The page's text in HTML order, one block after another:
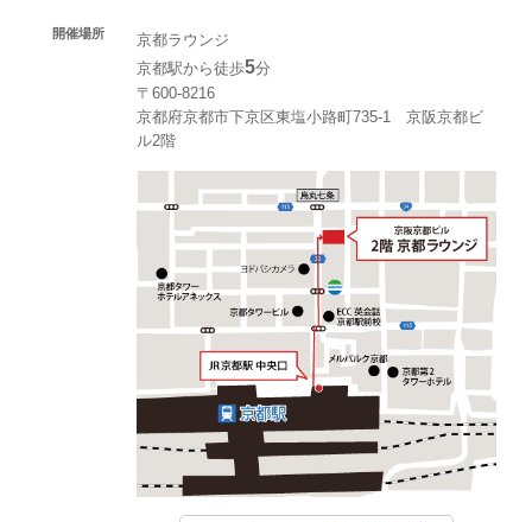
開催場所
京都ラウンジ
京都駅から徒歩5分
〒600-8216
京都府京都市下京区東塩小路町735-1 京阪京都ビ
ル2階